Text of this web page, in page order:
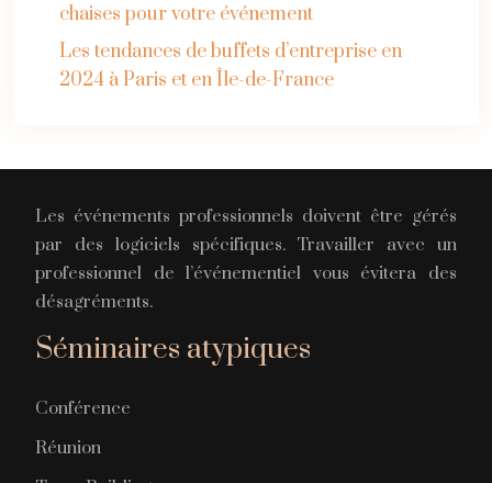
chaises pour votre événement
Les tendances de buffets d’entreprise en
2024 à Paris et en Île-de-France
Les événements professionnels doivent être gérés
par des logiciels spécifiques. Travailler avec un
professionnel de l’événementiel vous évitera des
désagréments.
Séminaires atypiques
Conférence
Réunion